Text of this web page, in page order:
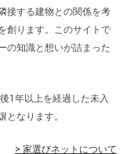
接する建物との関係を考
創ります。このサイトで
の知識と想いが詰まった
1年以上を経過した未入
となります。
> 家選びネットについて